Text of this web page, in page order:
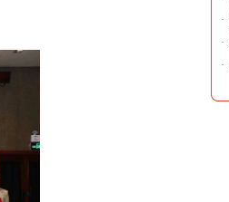
·
·
·